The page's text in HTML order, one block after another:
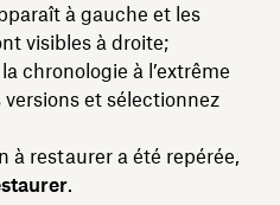
à gauche et les
visibles à droite;
chronologie à l’extrême
et sélectionnez
à restaurer a été repérée,
.